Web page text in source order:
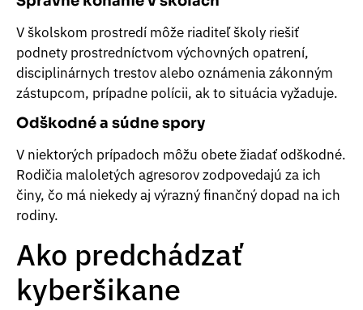
V školskom prostredí môže riaditeľ školy riešiť
podnety prostredníctvom výchovných opatrení,
disciplinárnych trestov alebo oznámenia zákonným
zástupcom, prípadne polícii, ak to situácia vyžaduje.
Odškodné a súdne spory
V niektorých prípadoch môžu obete žiadať odškodné.
Rodičia maloletých agresorov zodpovedajú za ich
činy, čo má niekedy aj výrazný finančný dopad na ich
rodiny.
Ako predchádzať
kyberšikane